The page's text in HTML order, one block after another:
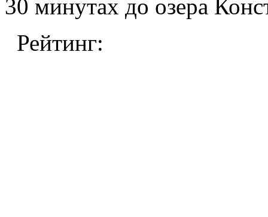
30 минутах до озера
Рейтинг: